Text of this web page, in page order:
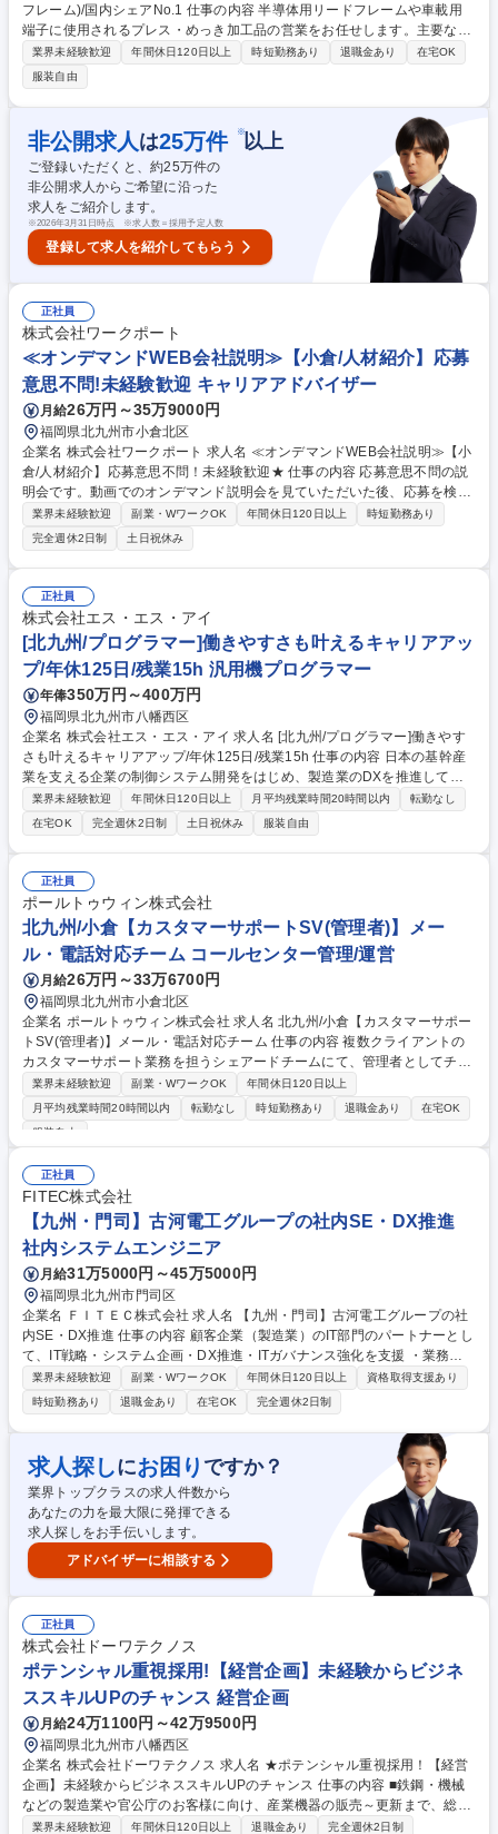
フレーム)/国内シェアNo.1 仕事の内容 半導体用リードフレームや車載用
端子に使用されるプレス・めっき加工品の営業をお任せします。主要な大
手半導体メーカーに対し、付加価値の高い提案を行い、受注拡大を目指し
ていただきます。 (1)入社直後：製品知識の習得や営業補助を通じて、業
務の流れを把握。 (2)半年から1年後：担当顧客を持ち、営業活動や受注計
画の作成。 (3)主な業務：顧客訪問(40%)、引合い・納期対応(各20%)、社
内業務。 担当製品は世界的な需要が高まるパワー半導体用部材であり、社
会基盤を支えるダイナミズムを実感できます。将来は海外駐在のチャンス
もあり、グローバルな活躍が可能です。 募集職種 【S701】東京/法人営業
(半導体リードフレーム)/国内シェアNo.1
業界未経験歓迎 年間休日120日以上 時短勤務あり 退職金あり
在宅OK
服装自由
非公開求人 は25万件 ※以上
ご登録いただくと、約25万件の
非公開求人からご希望に沿った
求人をご紹介します。
※2026年3月31日時点 ※求人数＝採用予定人数
登録して求人を紹介してもらう
正社員
株式会社ワークポート
≪オンデマンドWEB会社説明≫【小倉/人材紹介】応募
意思不問!未経験歓迎 キャリアアドバイザー
月給26万円～35万9000円
福岡県北九州市小倉北区
企業名 株式会社ワークポート 求人名 ≪オンデマンドWEB会社説明≫【小
倉/人材紹介】応募意思不問！未経験歓迎★ 仕事の内容 応募意思不問の説
明会です。動画でのオンデマンド説明会を見ていただいた後、応募を検討
いただいてOK。当社をしっかり知っていただいたうえで選考に進めるポ
ジションです。 応募いただいた候補者様には、オンデマンド会社説明会の
URLをメールにてお送りします。録画配信なのでご都合に合わせて視聴可
能です。■個人営業(CA):キャリアビジョンのヒアリング、応募書類の添
削、希望条件確認や面接対策など、転職活動のあらゆる不安を解消。 ■法
人営業(RA):経営者、人事に対して採用戦略を提案。人材要件ヒアリン
グ、ベストマッチな人 材紹介、面接調整等採用成功に向けたコンサルティ
ング全般 募集職種 ≪オンデマンドWEB会社説明≫【小倉/人材紹介】応募
意思不問！未経験歓迎★
業界未経験歓迎 副業・WワークOK 年間休日120日以上
時短勤務あり
完全週休2日制
土日祝休み
正社員
株式会社エス・エス・アイ
[北九州/プログラマー]働きやすさも叶えるキャリアアッ
プ/年休125日/残業15h 汎用機プログラマー
年俸350万円～400万円
福岡県北九州市八幡西区
企業名 株式会社エス・エス・アイ 求人名 [北九州/プログラマー]働きやす
さも叶えるキャリアアップ/年休125日/残業15h 仕事の内容 日本の基幹産
業を支える企業の制御システム開発をはじめ、製造業のDXを推進してき
た当社にて、鉄鋼業向け制御システム・業務システムの開発における、プ
ログラミング、テスト、ドキュメント作成をお任せします。 入社後は、ご
経験やスキルに応じたフェーズからプロジェクトにアサイン。まずは先輩
のサポートを受けながら、既存システムの改修や単体テストなどの業務で
経験を積み、徐々に開発工程全体を担えるシステムエンジニアへと成長し
て頂くことを期待します。 将来的に、要件定義、設計、そして開発工程全
体を担うテックリーダーやプロジェクトマネージャーへのキャリアパスも
可能です。 募集職種 [北九州/プログラマー]働きやすさも叶えるキャリアア
ップ/年休125日/残業15h
業界未経験歓迎 年間休日120日以上 月平均残業時間20時間以内
転勤なし
在宅OK
完全週休2日制 土日祝休み 服装自由
正社員
ポールトゥウィン株式会社
北九州/小倉【カスタマーサポートSV(管理者)】メー
ル・電話対応チーム コールセンター管理/運営
月給26万円～33万6700円
福岡県北九州市小倉北区
企業名 ポールトゥウィン株式会社 求人名 北九州/小倉【カスタマーサポー
トSV(管理者)】メール・電話対応チーム 仕事の内容 複数クライアントの
カスタマーサポート業務を担うシェアードチームにて、管理者としてチー
ム運営をお任せします。クライアントサービスの問い合わせ対応を理解し
た上で、オペレーターのマネジメントや品質管理、 エスカレーション対応
を通じて、チームの安定稼働を推進いただくポジションです。将来的には
いただきます。 ■初期対応（オペレーター業務あり）：入社後まずは、下
記のカスタマーサポート業務を習得していただきます。 ■管理業務：チー
ムの安定稼働および品質向上を目的に、オペレーション全体のマネジメン
トをご担当いただきます。 募集職種 北九州/小倉【カスタマーサポートSV
(管理者)】メール・電話対応チーム
業界未経験歓迎 副業・WワークOK
年間休日120日以上
月平均残業時間20時間以内
転勤なし 時短勤務あり 退職金あり
在宅OK
服装自由
正社員
FITEC株式会社
【九州・門司】古河電工グループの社内SE・DX推進
社内システムエンジニア
月給31万5000円～45万5000円
福岡県北九州市門司区
企業名 ＦＩＴＥＣ株式会社 求人名 【九州・門司】古河電工グループの社
内SE・DX推進 仕事の内容 顧客企業（製造業）のIT部門のパートナーとし
て、IT戦略・システム企画・DX推進・ITガバナンス強化を支援 ・業務シ
ステム（主として生産管理系）の企画・導入・運用保守 ・DX推進に向け
たデジタル活用、データ活用、AI活用の企画・推進 ・顧客課題（業務課
題、経営課題）の分析・改善提案 ・ITガバナンスおよび情報セキュリティ
支援 ・ヘルプデスクおよびユーザーサポート 募集職種 【九州・門司】古
河電工グループの社内SE・DX推進
業界未経験歓迎 副業・WワークOK 年間休日120日以上
資格取得支援あり
時短勤務あり
退職金あり 在宅OK 完全週休2日制
求人探しにお困り ですか？
業界トップクラスの求人件数から
あなたの力を最大限に発揮できる
求人探しをお手伝いします。
アドバイザーに相談する
正社員
株式会社ドーワテクノス
ポテンシャル重視採用!【経営企画】未経験からビジネ
ススキルUPのチャンス 経営企画
月給24万1100円～42万9500円
福岡県北九州市八幡西区
企業名 株式会社ドーワテクノス 求人名 ★ポテンシャル重視採用！【経営
企画】未経験からビジネススキルUPのチャンス 仕事の内容 ■鉄鋼・機械
などの製造業や官公庁のお客様に向け、産業機器の販売～更新まで、総合
的なソリューションを提供する当社において、経営企画業務をお任せいた
業界未経験歓迎 年間休日120日以上 退職金あり
完全週休2日制